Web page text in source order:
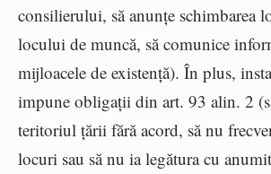
consilierului, să anunțe schimbarea
locului de muncă, să comunice
mijloacele de existență). În plus,
impune obligații din art. 93 alin. 2
teritoriul țării fără acord, să nu
locuri sau să nu ia legătura cu